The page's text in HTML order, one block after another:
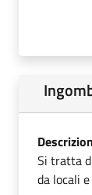
Si tratta
da locali